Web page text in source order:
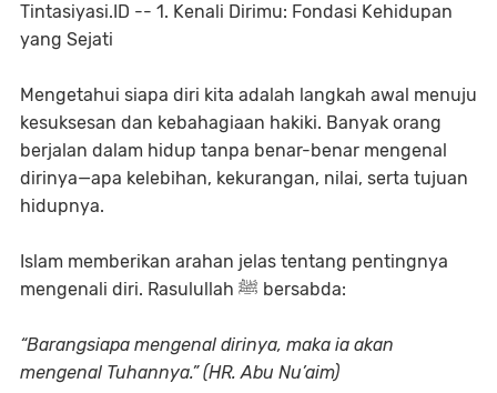
Tintasiyasi.ID -- 1. Kenali Dirimu: Fondasi Kehidupan
yang Sejati
Mengetahui siapa diri kita adalah langkah awal menuju
kesuksesan dan kebahagiaan hakiki. Banyak orang
berjalan dalam hidup tanpa benar-benar mengenal
dirinya—apa kelebihan, kekurangan, nilai, serta tujuan
hidupnya.
Islam memberikan arahan jelas tentang pentingnya
mengenali diri. Rasulullah ﷺ bersabda:
“Barangsiapa mengenal dirinya, maka ia akan
mengenal Tuhannya.” (HR. Abu Nu’aim)